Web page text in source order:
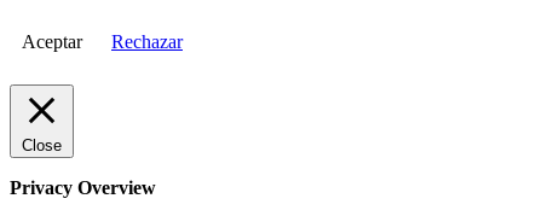
Aceptar Rechazar
Close
Privacy Overview